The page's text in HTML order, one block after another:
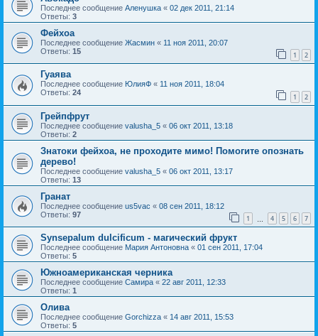
Последнее сообщение Аленушка « 02 дек 2011, 21:14
Ответы: 3
Фейхоа
Последнее сообщение Жасмин « 11 ноя 2011, 20:07
Ответы: 15 1 2
Гуаява
Последнее сообщение ЮлияФ « 11 ноя 2011, 18:04
Ответы: 24 1 2
Грейпфрут
Последнее сообщение valusha_5 « 06 окт 2011, 13:18
Ответы: 2
Знатоки фейхоа, не проходите мимо! Помогите опознать
дерево!
Последнее сообщение valusha_5 « 06 окт 2011, 13:17
Ответы: 13
Гранат
Последнее сообщение us5vac « 08 сен 2011, 18:12
Ответы: 97 1 4 5 6 7
Synsepalum dulcificum - магический фрукт
Последнее сообщение Мария Антоновна « 01 сен 2011, 17:04
Ответы: 5
Южноамериканская черника
Последнее сообщение Самира « 22 авг 2011, 12:33
Ответы: 1
Олива
Последнее сообщение Gorchizza « 14 авг 2011, 15:53
Ответы: 5